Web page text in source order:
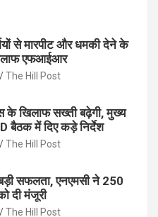
से मारपीट और धमकी देने के
एफआईआर
The Hill Post
के खिलाफ सख्ती बढ़ेगी, मुख्य
बैठक में दिए कड़े निर्देश
The Hill Post
सफलता, एनएमसी ने 250
दी मंजूरी
The Hill Post